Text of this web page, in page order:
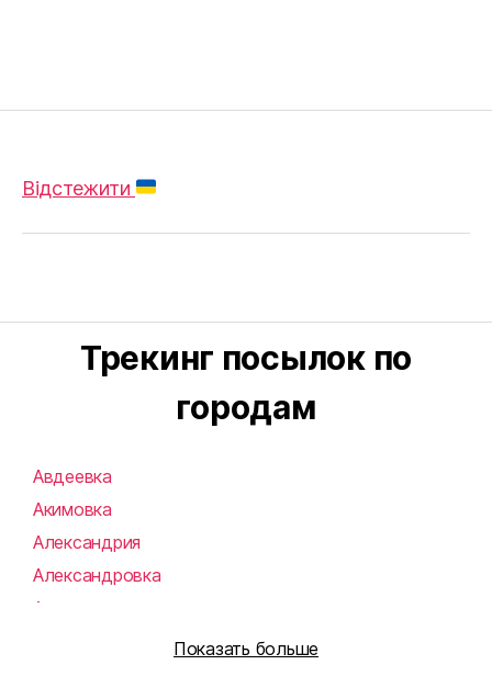
Відстежити
Трекинг посылок по
городам
Авдеевка
Акимовка
Александрия
Александровка
Алупка
Показать больше